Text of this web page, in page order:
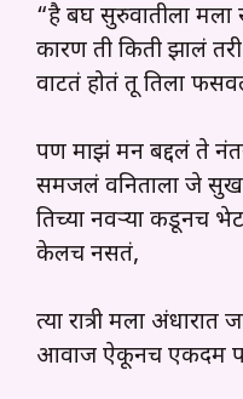
“है बघ सुरुवातीला
कारण ती किती झालं
वाटतं होतं तू तिला
पण माझं मन बद्दलं ते
समजलं वनिताला जे
तिच्या नवऱ्या कडूनच
केलच नसतं,
त्या रात्री मला
आवाज ऐकूनच एकदम